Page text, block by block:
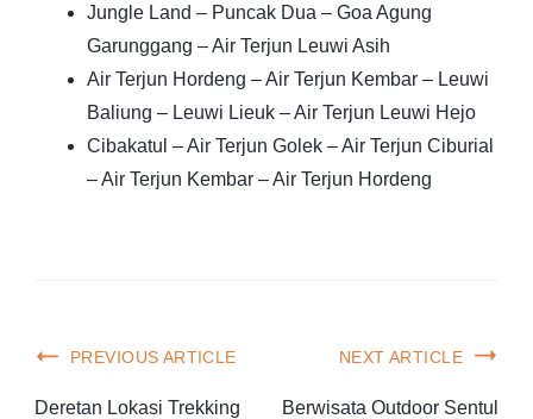
Jungle Land – Puncak Dua – Goa Agung
Garunggang – Air Terjun Leuwi Asih
Air Terjun Hordeng – Air Terjun Kembar – Leuwi
Baliung – Leuwi Lieuk – Air Terjun Leuwi Hejo
Cibakatul – Air Terjun Golek – Air Terjun Ciburial
– Air Terjun Kembar – Air Terjun Hordeng
PREVIOUS ARTICLE
Deretan Lokasi Trekking
NEXT ARTICLE
Berwisata Outdoor Sentul